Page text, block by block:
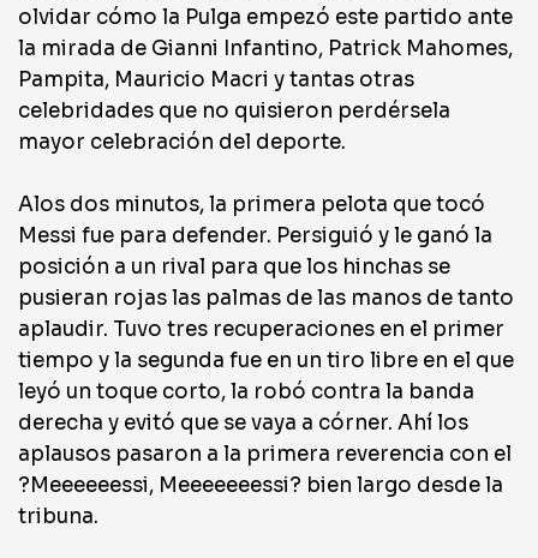
olvidar cómo la Pulga empezó este partido ante
la mirada de Gianni Infantino, Patrick Mahomes,
Pampita, Mauricio Macri y tantas otras
celebridades que no quisieron perdérsela
mayor celebración del deporte.
Alos dos minutos, la primera pelota que tocó
Messi fue para defender. Persiguió y le ganó la
posición a un rival para que los hinchas se
pusieran rojas las palmas de las manos de tanto
aplaudir. Tuvo tres recuperaciones en el primer
tiempo y la segunda fue en un tiro libre en el que
leyó un toque corto, la robó contra la banda
derecha y evitó que se vaya a córner. Ahí los
aplausos pasaron a la primera reverencia con el
?Meeeeeessi, Meeeeeeessi? bien largo desde la
tribuna.